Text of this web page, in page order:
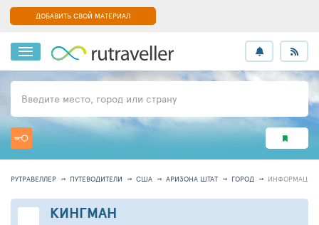
ДОБАВИТЬ СВОЙ МАТЕРИАЛ
Введите место, город или страну
РУТРАВЕЛЛЕР ПУТЕВОДИТЕЛИ США АРИЗОНА ШТАТ ГОРОД ИНФОРМАЦИЯ
КИНГМАН